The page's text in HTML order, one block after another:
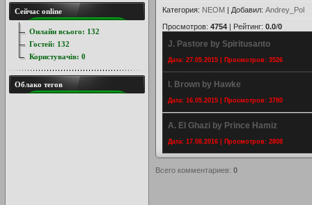
Категория: NEOM | Добавил: Andrey_Pol
Просмотров: 4754 | Рейтинг: 0.0/0
J. Pastore by Spiritusanto
Дата: 27.05.2015 | Просмотров: 3526
I. Brown by Hawke
Дата: 16.05.2015 | Просмотров: 3780
A. El Ghazi by Prince Hamiz
Дата: 17.08.2016 | Просмотров: 2808
Всего комментариев: 0
Сейчас online
Онлайн всього: 132
Гостей: 132
Користувачів: 0
Облако тегов